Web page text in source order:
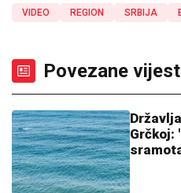
VIDEO REGION SRBIJA
Povezane
Grčkoj: